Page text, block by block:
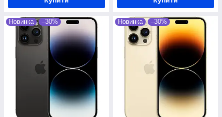
Новинка –30% Новинка –30%